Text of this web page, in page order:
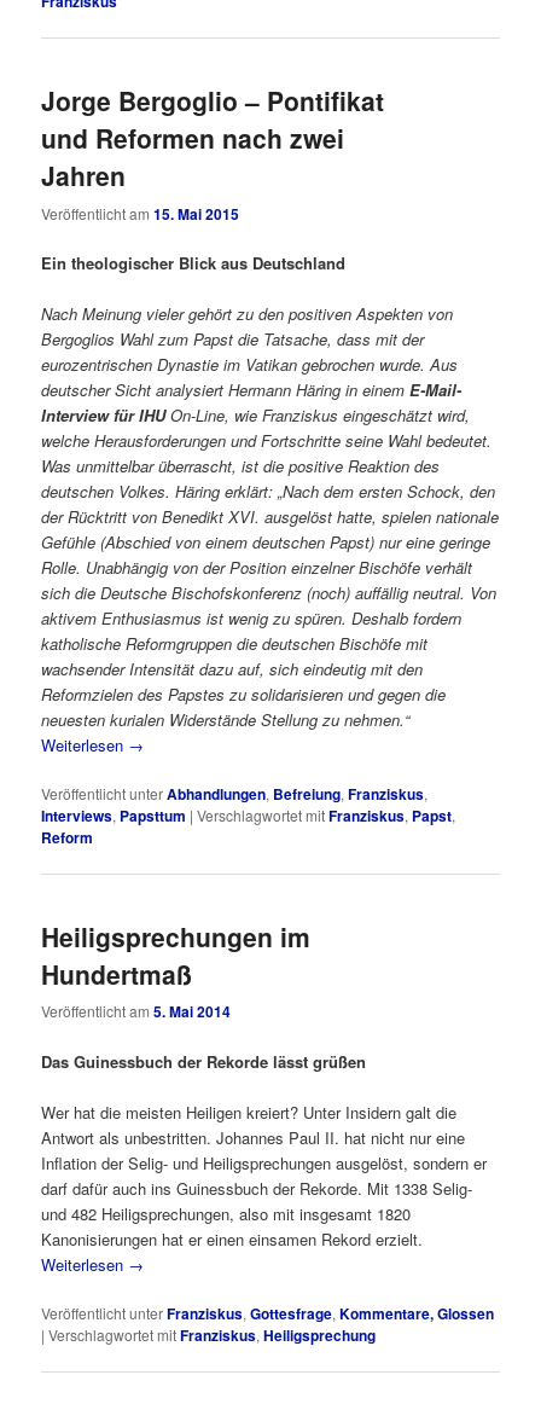
Jorge Bergoglio – Pontifikat
und Reformen nach zwei
Jahren
Veröffentlicht am15. Mai 2015
Ein theologischer Blick aus Deutschland
Nach Meinung vieler gehört zu den positiven Aspekten von
Bergoglios Wahl zum Papst die Tatsache, dass mit der
eurozentrischen Dynastie im Vatikan gebrochen wurde. Aus
deutscher Sicht analysiert Hermann Häring in einemE-Mail-
Interview für IHUOn-Line, wie Franziskus eingeschätzt wird,
welche Herausforderungen und Fortschritte seine Wahl bedeutet.
Was unmittelbar überrascht, ist die positive Reaktion des
deutschen Volkes. Häring erklärt: „Nach dem ersten Schock, den
der Rücktritt von Benedikt XVI. ausgelöst hatte, spielen nationale
Gefühle (Abschied von einem deutschen Papst) nur eine geringe
Rolle. Unabhängig von der Position einzelner Bischöfe verhält
sich die Deutsche Bischofskonferenz (noch) auffällig neutral. Von
aktivem Enthusiasmus ist wenig zu spüren. Deshalb fordern
katholische Reformgruppen die deutschen Bischöfe mit
wachsender Intensität dazu auf, sich eindeutig mit den
Reformzielen des Papstes zu solidarisieren und gegen die
neuesten kurialen Widerstände Stellung zu nehmen.“
Weiterlesen →
Veröffentlicht unterAbhandlungen, Befreiung,Franziskus,
Interviews, Papsttum |Verschlagwortet mitFranziskus, Papst,
Reform
Heiligsprechungen im
Hundertmaß
Veröffentlicht am5. Mai 2014
Das Guinessbuch der Rekorde lässt grüßen
Wer hat die meisten Heiligen kreiert? Unter Insidern galt die
Antwort als unbestritten. Johannes Paul II. hat nicht nur eine
Inflation der Selig- und Heiligsprechungen ausgelöst, sondern er
darf dafür auch ins Guinessbuch der Rekorde. Mit 1338 Selig-
und 482 Heiligsprechungen, also mit insgesamt 1820
Kanonisierungen hat er einen einsamen Rekord erzielt.
Weiterlesen →
Veröffentlicht unterFranziskus,Gottesfrage,Kommentare, Glossen
|Verschlagwortet mitFranziskus,Heiligsprechung